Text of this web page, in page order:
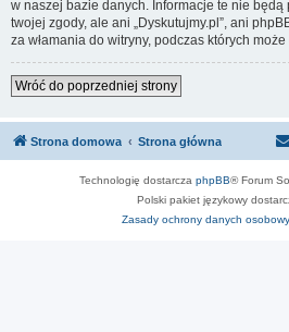
w naszej bazie danych. Informacje te nie
twojej zgody, ale ani „Dyskutujmy.pl”, ani
za włamania do witryny, podczas których
Wróć do poprzedniej strony
Strona domowa Strona główna
Technologię dostarcza phpBB® Forum
Polski pakiet językowy
Zasady ochrony danych